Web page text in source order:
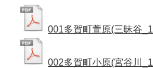
001多賀町萱原(三昧谷
002多賀町小原(宮谷川